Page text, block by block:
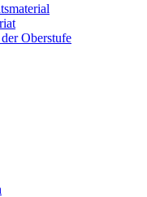
Oberstufe